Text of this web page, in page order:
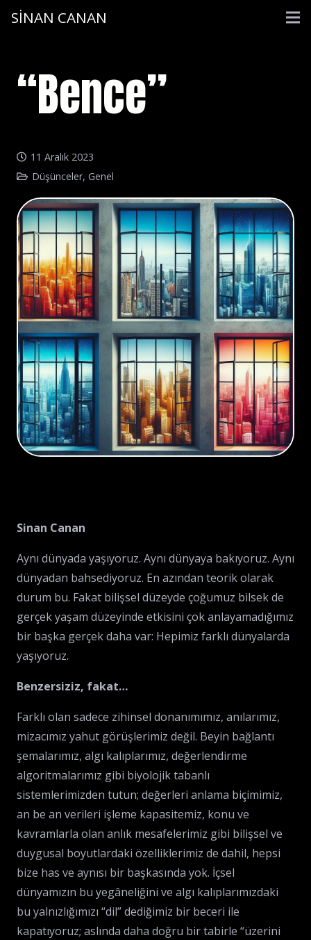
SİNAN CANAN
“Bence”
11 Aralık 2023
Düşünceler, Genel
Sinan Canan
Aynı dünyada yaşıyoruz. Aynı dünyaya bakıyoruz. Aynı
dünyadan bahsediyoruz. En azından teorik olarak
durum bu. Fakat bilişsel düzeyde çoğumuz bilsek de
gerçek yaşam düzeyinde etkisini çok anlayamadığımız
bir başka gerçek daha var: Hepimiz farklı dünyalarda
yaşıyoruz.
Benzersiziz, fakat…
Farklı olan sadece zihinsel donanımımız, anılarımız,
mizacımız yahut görüşlerimiz değil. Beyin bağlantı
şemalarımız, algı kalıplarımız, değerlendirme
algoritmalarımız gibi biyolojik tabanlı
sistemlerimizden tutun; değerleri anlama biçimimiz,
an be an verileri işleme kapasitemiz, konu ve
kavramlarla olan anlık mesafelerimiz gibi bilişsel ve
duygusal boyutlardaki özelliklerimiz de dahil, hepsi
bize has ve aynısı bir başkasında yok. İçsel
dünyamızın bu yegâneliğini ve algı kalıplarımızdaki
bu yalnızlığımızı “dil” dediğimiz bir beceri ile
kapatıyoruz; aslında daha doğru bir tabirle “üzerini